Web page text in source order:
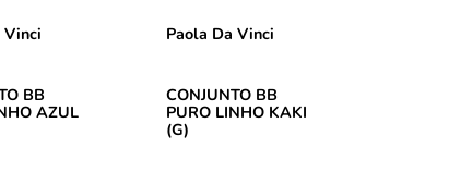
Vinci
BB
AZUL
Paola Da Vinci
CONJUNTO BB
PURO LINHO KAKI
(G)